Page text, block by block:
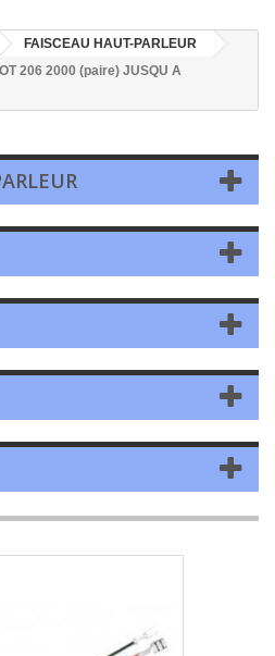
FAISCEAU HAUT-PARLEUR
206 2000 (paire) JUSQU A